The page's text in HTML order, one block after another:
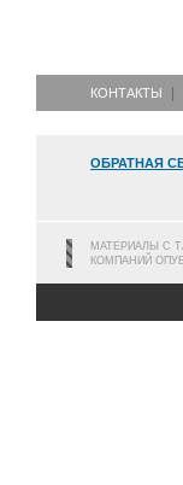
КОНТАКТЫ
ОБРАТНАЯ
МАТЕРИАЛЫ С
КОМПАНИЙ